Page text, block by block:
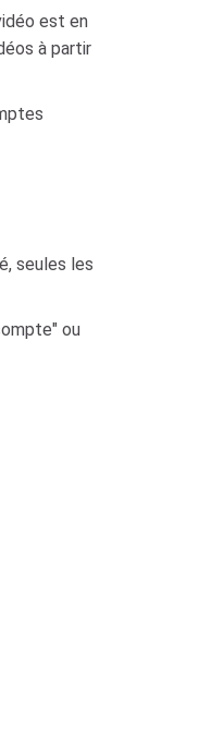
est en
à partir
seules les
ou